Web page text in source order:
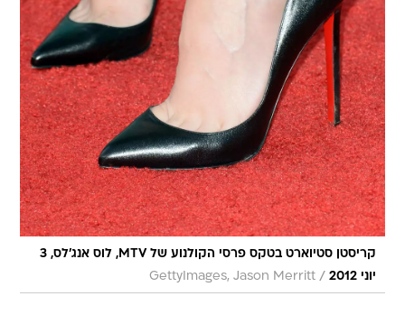
קריסטן סטיוארט בטקס פרסי הקולנוע של MTV, לוס אנג'לס, 3
יוני 2012
/
GettyImages, Jason Merritt